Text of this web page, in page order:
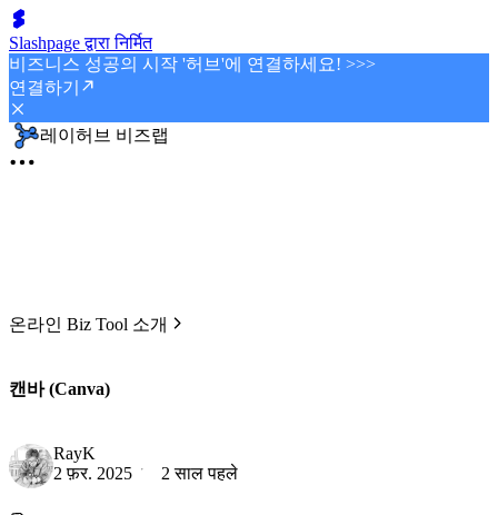
Slashpage द्वारा निर्मित
비즈니스 성공의 시작 '허브'에 연결하세요! >>>
연결하기
레이허브 비즈랩
온라인 Biz Tool 소개
캔바 (Canva)
RayK
2 फ़र. 2025
2 साल पहले